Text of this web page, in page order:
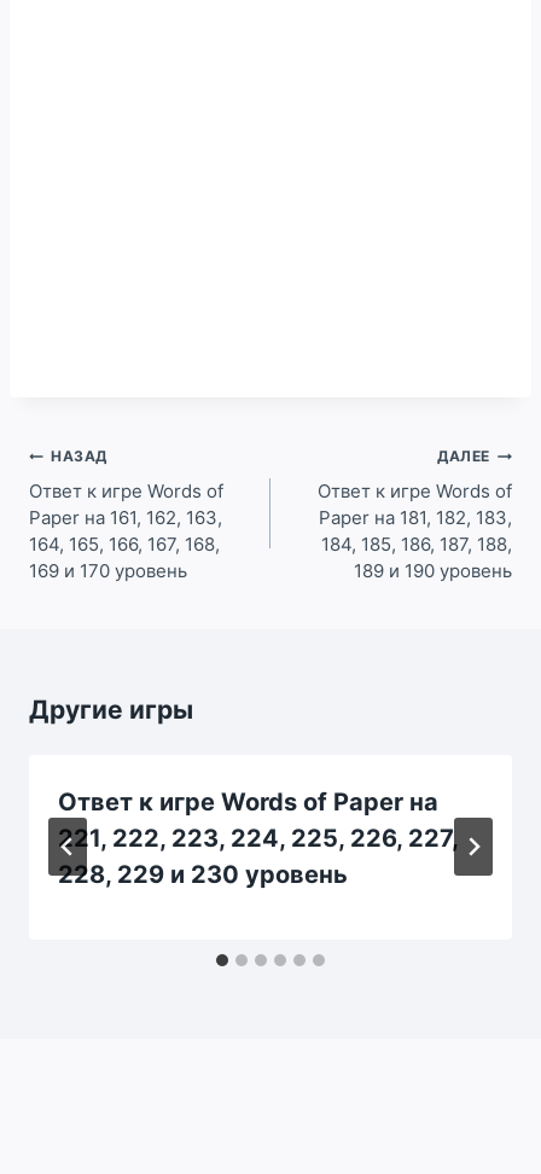
Навигация
по
записям
НАЗАД
Ответ к игре Words of
Paper на 161, 162, 163,
164, 165, 166, 167, 168,
169 и 170 уровень
ДАЛЕЕ
Ответ к игре Words of
Paper на 181, 182, 183,
184, 185, 186, 187, 188,
189 и 190 уровень
Другие игры
Ответ к игре Words of Paper на
221, 222, 223, 224, 225, 226, 227,
228, 229 и 230 уровень